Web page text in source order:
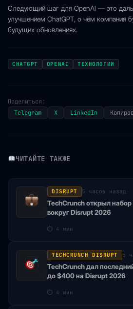
Следующий шаг для OpenAI — это
улучшением ChatGPT, о чём компания
будущих обновлениях.
CHATGPT OPENAI ТЕХНОЛОГИИ
Поделиться:
Telegram
X LinkedIn
ЧИТАЙТЕ ТАКЖЕ
DISRUPT 5 часов назад
TechCrunch открыл
вокруг Disrupt 2026
⏱ 4 мин
TECHCRUNCH DISRUPT 5
TechCrunch дал
до $400 на Disrupt 2026
⏱ 4 мин